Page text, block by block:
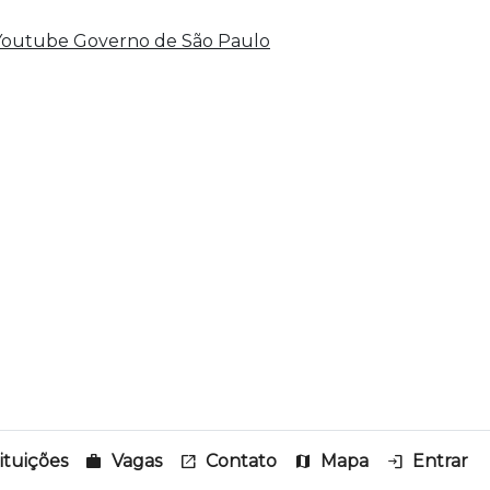
work Vagas open_in_new Contato map Mapa login Entrar